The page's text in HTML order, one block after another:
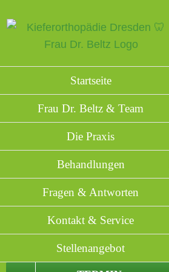
Inhalt
Startseite
Frau Dr. Beltz & Team
Die Praxis
Behandlungen
Fragen & Antworten
Kontakt & Service
Stellenangebot